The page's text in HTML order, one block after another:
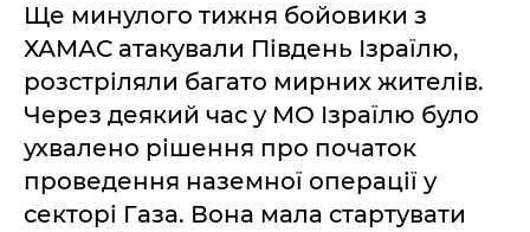
Ще минулого тижня бойовики з
ХАМАС атакували Південь Ізраїлю,
розстріляли багато мирних жителів.
Через деякий час у МО Ізраїлю було
ухвалено рішення про початок
проведення наземної операції у
секторі Газа. Вона мала стартувати